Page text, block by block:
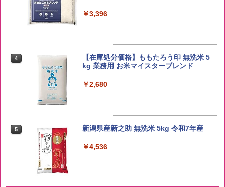
￥3,396
4
【在庫処分価格】ももたろう印 無洗米 5
kg 業務用 お米マイスターブレンド
￥2,680
5 新潟県産新之助 無洗米 5kg 令和7年産
￥4,536